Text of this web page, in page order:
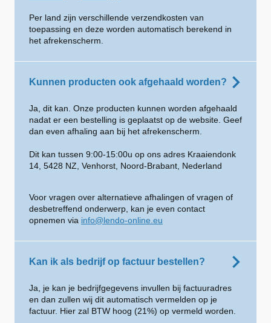
Per land zijn verschillende verzendkosten van
toepassing en deze worden automatisch berekend in
het afrekenscherm.
Kunnen producten ook afgehaald worden?
Ja, dit kan. Onze producten kunnen worden afgehaald
nadat er een bestelling is geplaatst op de website. Geef
dan even afhaling aan bij het afrekenscherm.
Dit kan tussen 9:00-15:00u op ons adres Kraaiendonk
14, 5428 NZ, Venhorst, Noord-Brabant, Nederland
Voor vragen over alternatieve afhalingen of vragen of
desbetreffend onderwerp, kan je even contact
opnemen via info@lendo-online.eu
Kan ik als bedrijf op factuur bestellen?
Ja, je kan je bedrijfgegevens invullen bij factuuradres
en dan zullen wij dit automatisch vermelden op je
factuur. Hier zal BTW hoog (21%) op vermeld worden.